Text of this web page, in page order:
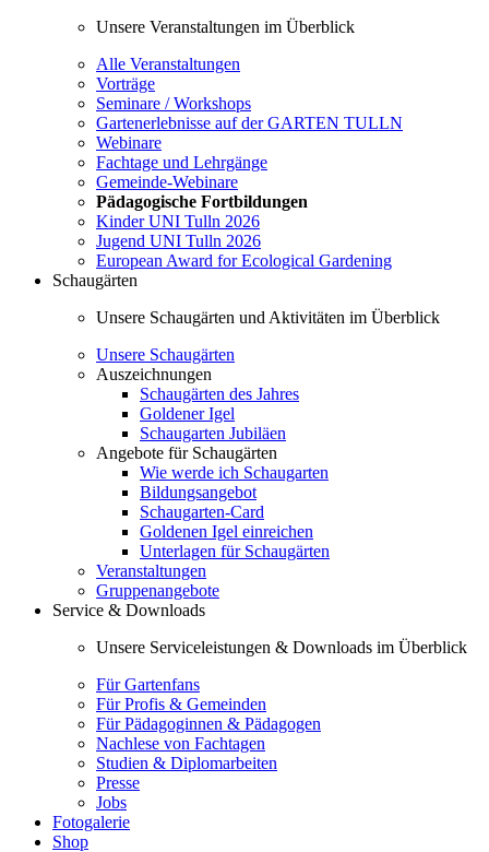
Unsere Veranstaltungen im Überblick
Alle Veranstaltungen
Vorträge
Seminare / Workshops
Gartenerlebnisse auf der GARTEN TULLN
Webinare
Fachtage und Lehrgänge
Gemeinde-Webinare
Pädagogische Fortbildungen
Kinder UNI Tulln 2026
Jugend UNI Tulln 2026
European Award for Ecological Gardening
Schaugärten
Unsere Schaugärten und Aktivitäten im Überblick
Unsere Schaugärten
Auszeichnungen
Schaugärten des Jahres
Goldener Igel
Schaugarten Jubiläen
Angebote für Schaugärten
Wie werde ich Schaugarten
Bildungsangebot
Schaugarten-Card
Goldenen Igel einreichen
Unterlagen für Schaugärten
Veranstaltungen
Gruppenangebote
Service & Downloads
Unsere Serviceleistungen & Downloads im Überblick
Für Gartenfans
Für Profis & Gemeinden
Für Pädagoginnen & Pädagogen
Nachlese von Fachtagen
Studien & Diplomarbeiten
Presse
Jobs
Fotogalerie
Shop